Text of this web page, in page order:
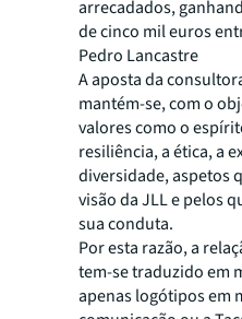
arrecadados,
de cinco mil euros
Pedro Lancastre
A aposta da
mantém-se, com o
valores como o
resiliência, a ética, a
diversidade, aspetos
visão da JLL e pelos
sua conduta.
Por esta razão, a
tem-se traduzido em
apenas logótipos em